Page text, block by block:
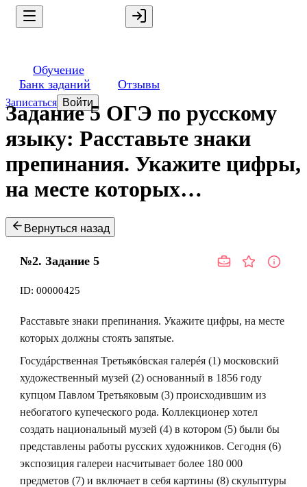
Обучение
Банк заданий
Отзывы
Записаться Войти
Задание 5 ОГЭ по русскому
языку: Расставьте знаки
препинания. Укажите цифры,
на месте которых…
Вернуться назад
№2. Задание 5
ID: 00000425
Расставьте знаки препинания. Укажите цифры, на месте
которых должны стоять запятые.
Госудáрственная Третьякóвская галерéя (1) московский
художественный музей (2) основанный в 1856 году
купцом Павлом Третьяковым (3) происходившим из
небогатого купеческого рода. Коллекционер хотел
создать национальный музей (4) в котором (5) были бы
представлены работы русских художников. Сегодня (6)
экспозиция галереи насчитывает более 180 000
предметов (7) и включает в себя картины (8) скульптуры